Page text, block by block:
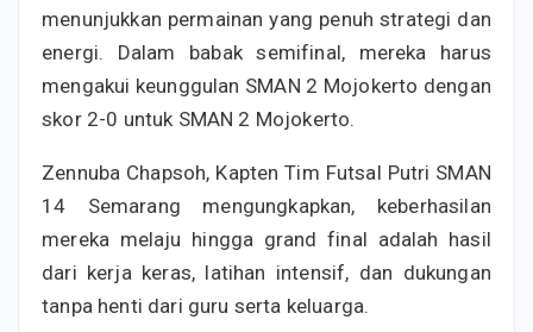
menunjukkan permainan yang penuh strategi dan
energi. Dalam babak semifinal, mereka harus
mengakui keunggulan SMAN 2 Mojokerto dengan
skor 2-0 untuk SMAN 2 Mojokerto.
Zennuba Chapsoh, Kapten Tim Futsal Putri SMAN
14 Semarang mengungkapkan, keberhasilan
mereka melaju hingga grand final adalah hasil
dari kerja keras, latihan intensif, dan dukungan
tanpa henti dari guru serta keluarga.